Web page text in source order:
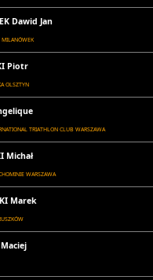
Dawid Jan
MILANÓWEK
Piotr
OLSZTYN
TRIATHLON CLUB WARSZAWA
Michał
WARSZAWA
Marek
Maciej